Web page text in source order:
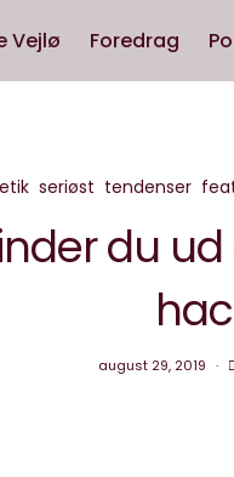
Vejlø Foredrag
seriøst tendenser
du
august 29, 2019